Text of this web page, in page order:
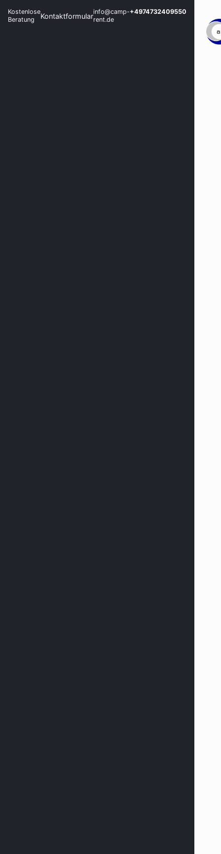
Kostenlose
Beratung
Kontaktformularinfo@camp-
rent.de
+4974732409550